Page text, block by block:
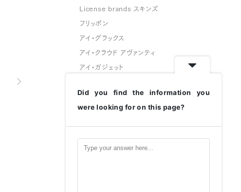
License brands スキンズ
フリッポン
アイ・グラックス
アイ・クラウド アヴァンティ
アイ・ガジェット
グリーングラス
変なメガネ
ハコベル
CATALOGUE
Did you find the information you
were looking for on this page?